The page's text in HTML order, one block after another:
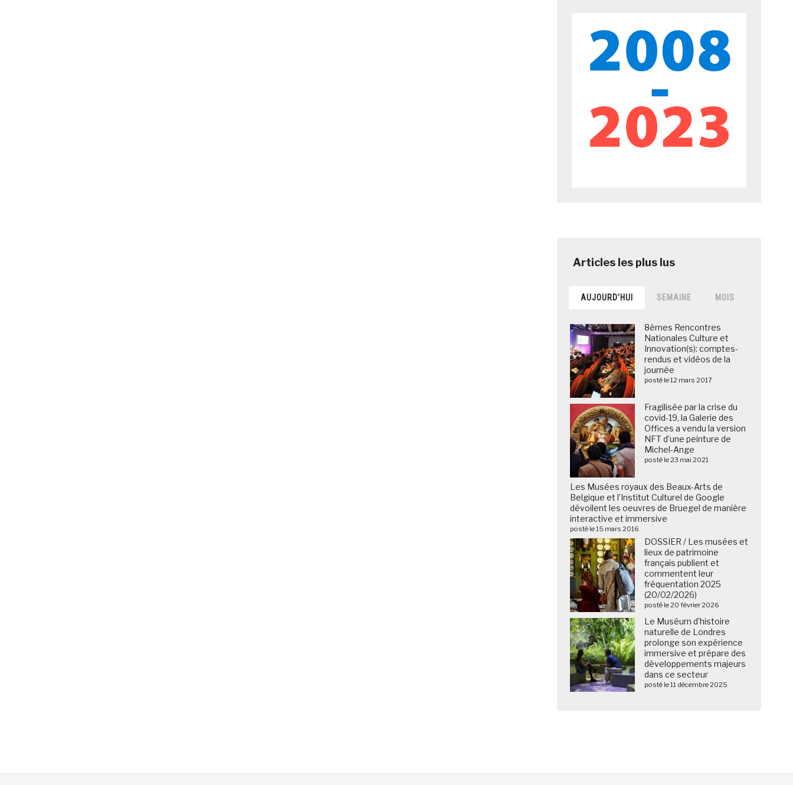
AUJOURD’HUI SEMAINE MOIS
8èmes Rencontres
Nationales Culture et
Innovation(s): comptes-
rendus et vidéos de la
journée
posté le 12 mars 2017
Fragilisée par la crise du
covid-19, la Galerie des
Offices a vendu la version
NFT d’une peinture de
Michel-Ange
posté le 23 mai 2021
Les Musées royaux des Beaux-Arts de
Belgique et l’Institut Culturel de Google
dévoilent les oeuvres de Bruegel de manière
interactive et immersive
posté le 15 mars 2016
DOSSIER / Les musées et
lieux de patrimoine
français publient et
commentent leur
fréquentation 2025
(20/02/2026)
posté le 20 février 2026
Le Muséum d’histoire
naturelle de Londres
prolonge son expérience
immersive et prépare des
développements majeurs
dans ce secteur
posté le 11 décembre 2025